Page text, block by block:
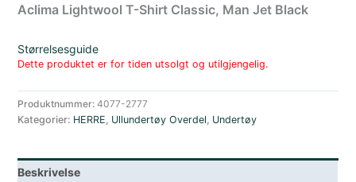
Aclima Lightwool T-Shirt Classic, Man Jet Black
Størrelsesguide
Dette produktet er for tiden utsolgt og utilgjengelig.
Produktnummer:4077-2777
Kategorier: HERRE, Ullundertøy Overdel, Undertøy
Beskrivelse